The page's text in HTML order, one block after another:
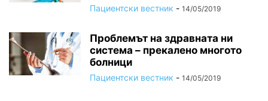
Пациентски вестник - 14/05/2019
Проблемът на здравната ни
система – прекалено многото
болници
Пациентски вестник - 14/05/2019